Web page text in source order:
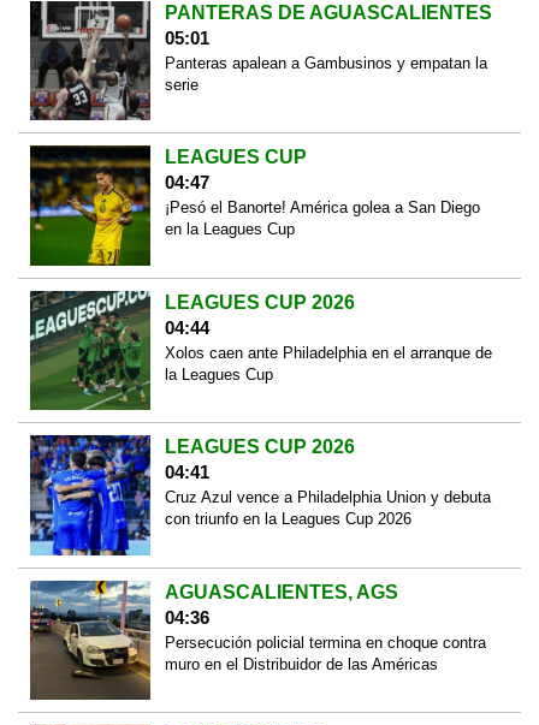
PANTERAS DE AGUASCALIENTES
05:01
Panteras apalean a Gambusinos y empatan la
serie
LEAGUES CUP
04:47
¡Pesó el Banorte! América golea a San Diego
en la Leagues Cup
LEAGUES CUP 2026
04:44
Xolos caen ante Philadelphia en el arranque de
la Leagues Cup
LEAGUES CUP 2026
04:41
Cruz Azul vence a Philadelphia Union y debuta
con triunfo en la Leagues Cup 2026
AGUASCALIENTES, AGS
04:36
Persecución policial termina en choque contra
muro en el Distribuidor de las Américas